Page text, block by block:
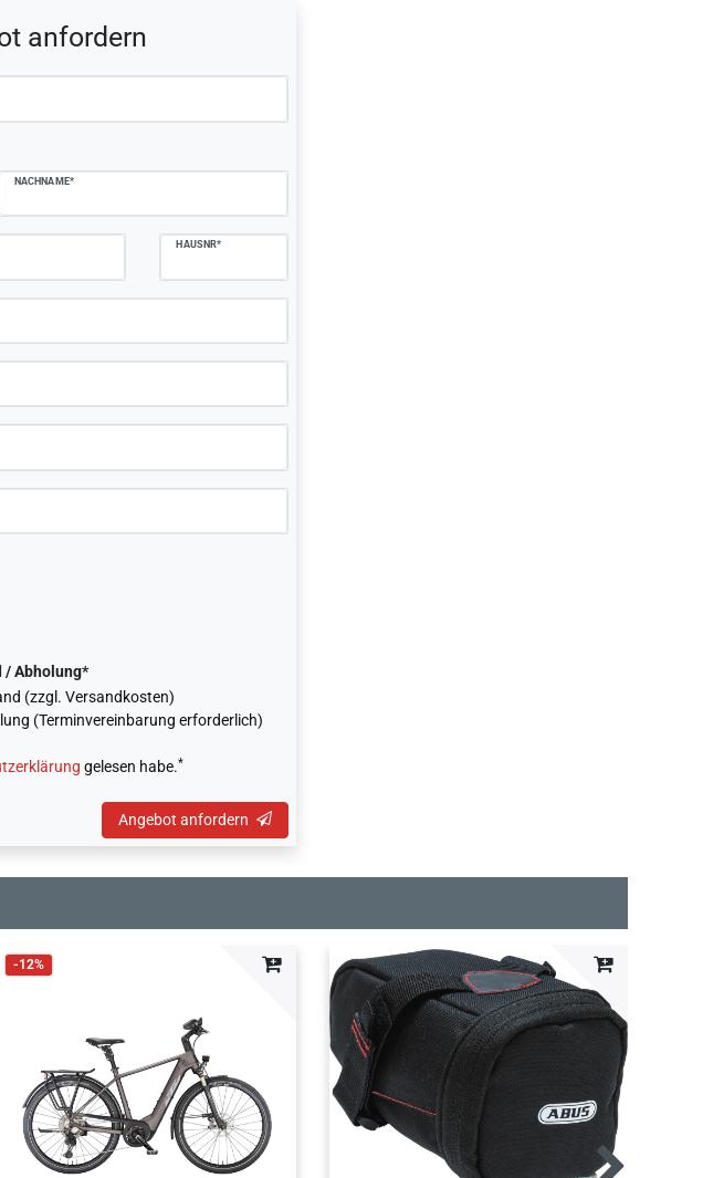
anfordern
NACHNAME*
HAUSNR*
/ Abholung*
(zzgl. Versandkosten)
(Terminvereinbarung erforderlich)
gelesen habe.*
Angebot anfordern
-12%